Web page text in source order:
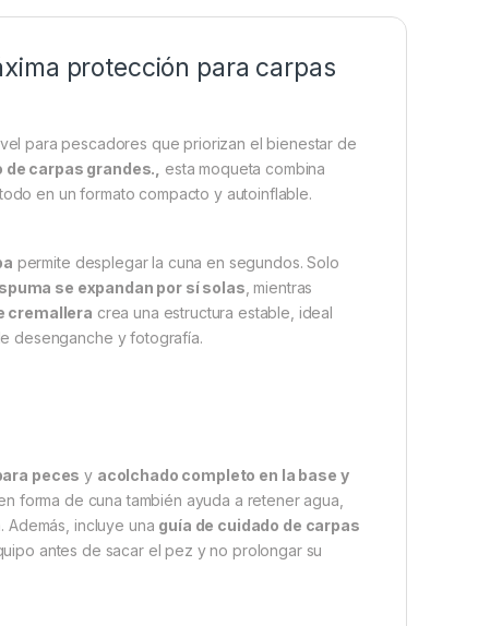
protección para carpas
para pescadores que priorizan el bienestar de
carpas grandes.,
esta moqueta combina
todo en un formato compacto y autoinflable.
permite desplegar la cuna en segundos. Solo
se expandan por sí solas , mientras
cremallera crea una estructura estable, ideal
desenganche y fotografía.
peces y acolchado completo en la base y
forma de cuna también ayuda a retener agua,
Además, incluye una guía de cuidado de carpas
antes de sacar el pez y no prolongar su